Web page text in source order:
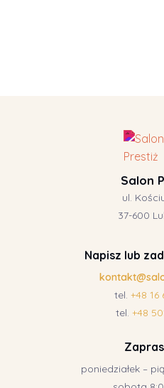
Salon
ul.
37-600
Napisz lub
tel. +48 16
tel. +48
poniedziałek –